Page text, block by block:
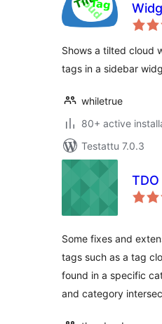
Shows a tilted cloud
tags in a sidebar
whiletrue
80+ active
Testattu 7.0.3
Some fixes and
tags such as a tag
found in a specific
and category